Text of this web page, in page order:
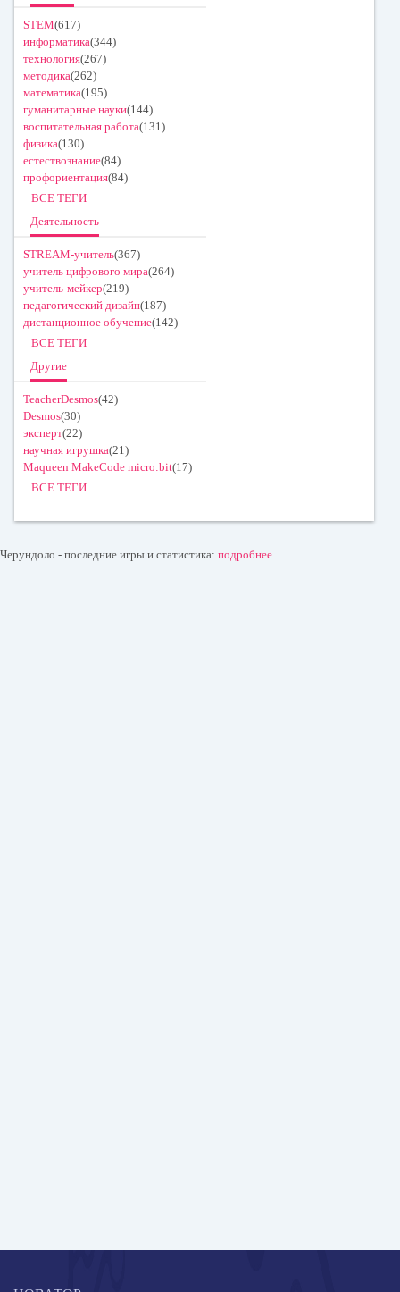
STEM(617)
информатика(344)
технология(267)
методика(262)
математика(195)
гуманитарные науки(144)
воспитательная работа(131)
физика(130)
естествознание(84)
профориентация(84)
ВСЕ ТЕГИ
Деятельность
STREAM-учитель(367)
учитель цифрового мира(264)
учитель-мейкер(219)
педагогический дизайн(187)
дистанционное обучение(142)
ВСЕ ТЕГИ
Другие
TeacherDesmos(42)
Desmos(30)
эксперт(22)
научная игрушка(21)
Maqueen MakeCode micro:bit(17)
ВСЕ ТЕГИ
Черундоло - последние игры и статистика: подробнее.